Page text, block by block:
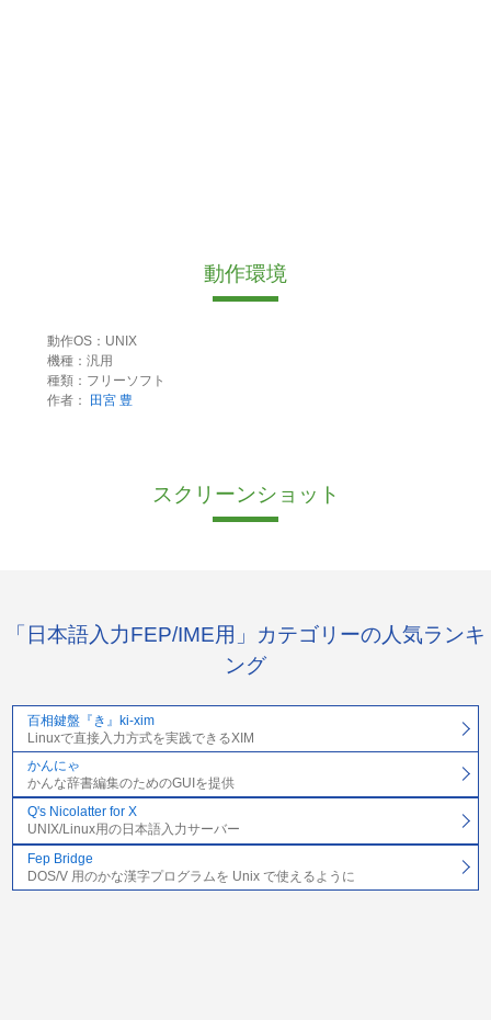
動作環境
動作OS：UNIX
機種：汎用
種類：フリーソフト
作者：
田宮 豊
スクリーンショット
「日本語入力FEP/IME用」カテゴリーの人気ランキ
ング
百相鍵盤『き』ki-xim
Linuxで直接入力方式を実践できるXIM
かんにゃ
かんな辞書編集のためのGUIを提供
Q's Nicolatter for X
UNIX/Linux用の日本語入力サーバー
Fep Bridge
DOS/V 用のかな漢字プログラムを Unix で使えるように